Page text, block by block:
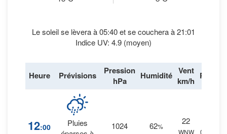
Le soleil se lèvera à 05:40 et se couchera à 21:01
Indice UV: 4.9 (moyen)
Heure Prévisions
Pression
hPa
Humidité Vent
km/h Pluie
12:00
Pluies
1024 62%
22
WNW
0 mm.